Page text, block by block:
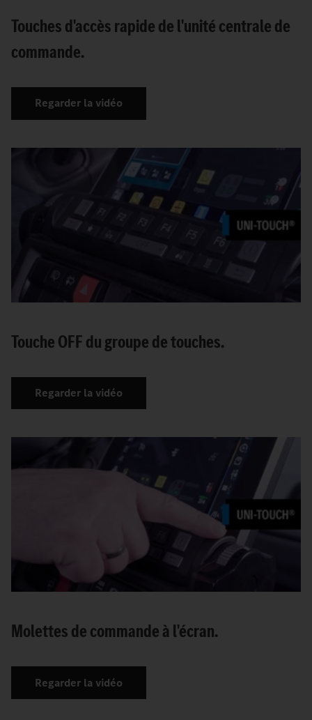
Touches d'accès rapide de l'unité centrale de
commande.
Regarder la vidéo
Touche OFF du groupe de touches.
Regarder la vidéo
Molettes de commande à l'écran.
Regarder la vidéo